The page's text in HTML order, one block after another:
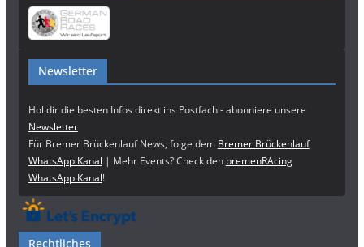
Newsletter
Hol dir die besten Infos direkt ins Postfach - abonniere unsere
Newsletter
Für Bremer Brückenlauf News, folge dem Bremer Brückenlauf
WhatsApp Kanal | Mehr Events? Check den bremenRAcing
WhatsApp Kanal!
Rechtliches